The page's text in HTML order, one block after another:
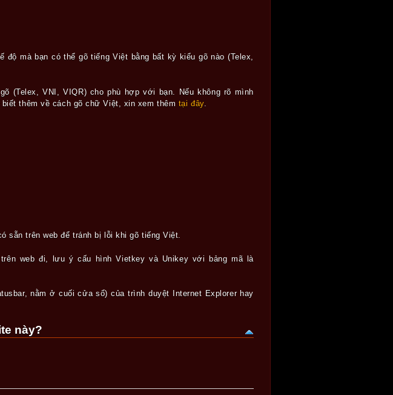
mà bạn có thể gõ tiếng Việt bằng bất kỳ kiểu gõ nào (Telex,
(Telex, VNI, VIQR) cho phù hợp với bạn. Nếu không rõ mình
thêm về cách gõ chữ Việt, xin xem thêm tại đây.
sẵn trên web để tránh bị lỗi khi gõ tiếng Việt.
web đi, lưu ý cấu hình Vietkey và Unikey với bảng mã là
nằm ở cuối cửa sổ) của trình duyệt Internet Explorer hay
này?